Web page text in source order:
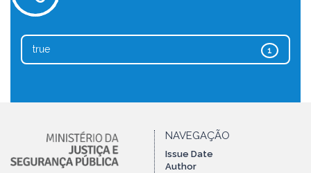
1
true
NAVEGAÇÃO
Issue Date
Author